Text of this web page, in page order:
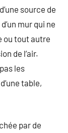
source de
mur qui ne
ou tout autre
de l’air.
les
table,
par de